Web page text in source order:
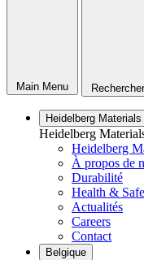
Main Menu Rechercher
Heidelberg
Heidelberg
Heidelberg
À propos de
Durabilité
Health &
Actualités
Careers
Contact
Belgique